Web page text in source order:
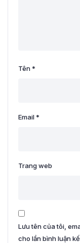
Tên*
Email*
Trang web
Lưu tên của tôi,
cho lần bình luận